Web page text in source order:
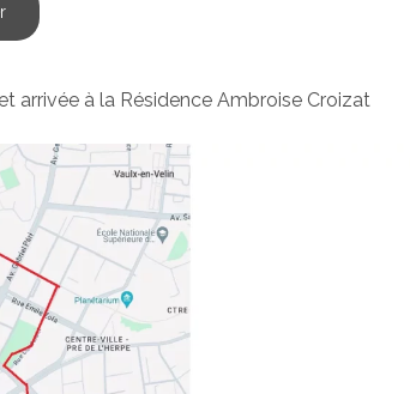
arrivée à la Résidence Ambroise Croizat